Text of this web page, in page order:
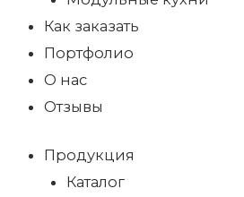
Как заказать
Портфолио
О нас
Отзывы
Продукция
Каталог